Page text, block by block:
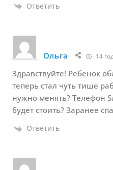
Ответить
Ольга 14
Здравствуйте! Ребенок
теперь стал чуть тише
нужно менять? Телефон
будет стоить? Заранее
Ответить